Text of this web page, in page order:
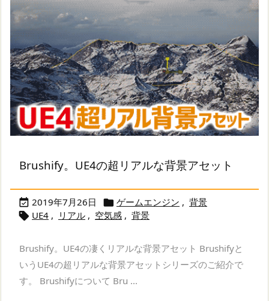
Brushify。UE4の超リアルな背景アセット
 2019年7月26日  ゲームエンジン , 背景
 UE4 , リアル , 空気感 , 背景
Brushify。UE4の凄くリアルな背景アセット Brushifyと
いうUE4の超リアルな背景アセットシリーズのご紹介で
す。 Brushifyについて Bru ...